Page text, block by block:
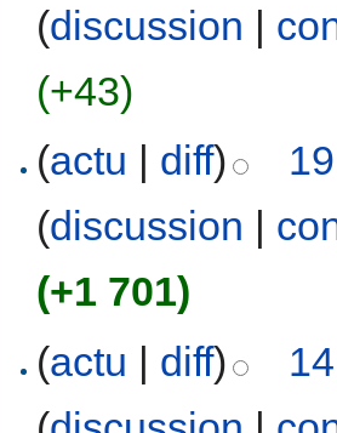
(discussion |
(+43)
(actu | diff)
(discussion |
(+1 701)
(actu | diff)